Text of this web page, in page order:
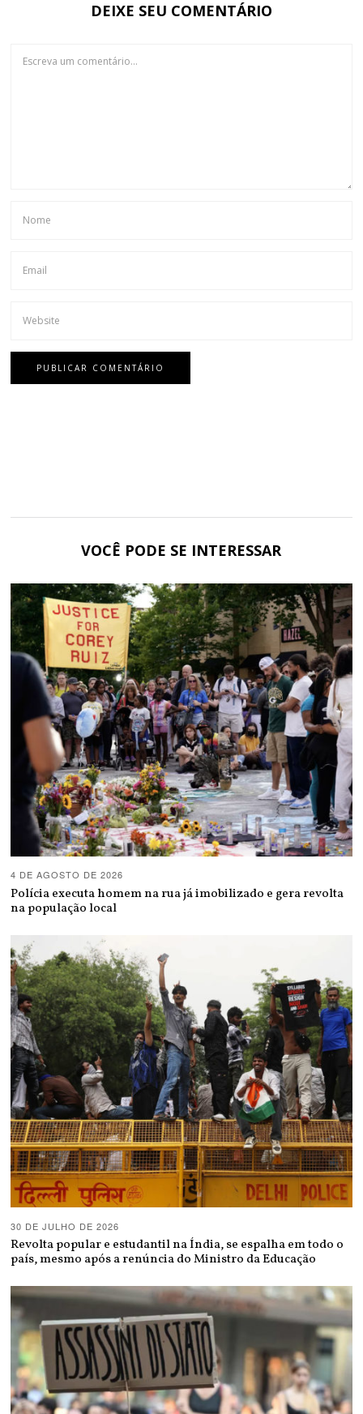
DEIXE SEU COMENTÁRIO
VOCÊ PODE SE INTERESSAR
4 DE AGOSTO DE 2026
Polícia executa homem na rua já imobilizado e gera revolta
na população local
30 DE JULHO DE 2026
Revolta popular e estudantil na Índia, se espalha em todo o
país, mesmo após a renúncia do Ministro da Educação